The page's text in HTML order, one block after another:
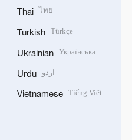
Thai ไทย
Turkish Türkçe
Ukrainian Українська
Urdu اردو
Vietnamese Tiếng Việt